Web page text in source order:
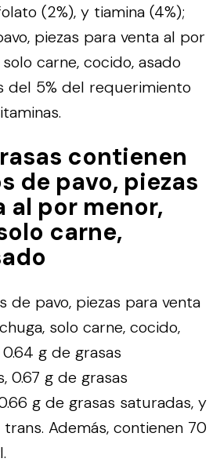
(2%), y tiamina (4%);
piezas para venta al por
carne, cocido, asado
del 5% del requerimiento
contienen
de pavo, piezas
al por menor,
carne,
de pavo, piezas para venta
solo carne, cocido,
g de grasas
0.67 g de grasas
g de grasas saturadas, y
Además, contienen 70